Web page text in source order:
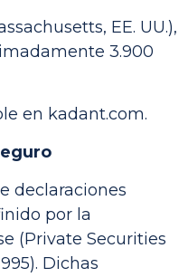
EE. UU.),
3.900
en kadant.com.
declaraciones
por la
(Private Securities
Dichas